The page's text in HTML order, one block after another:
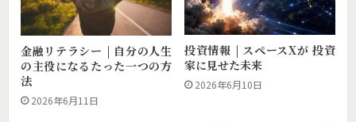
金融リテラシー | 自分の人生
の主役になるたった一つの方
法
2026年6月11日
投資情報 | スペースXが 投資
家に見せた未来
2026年6月10日